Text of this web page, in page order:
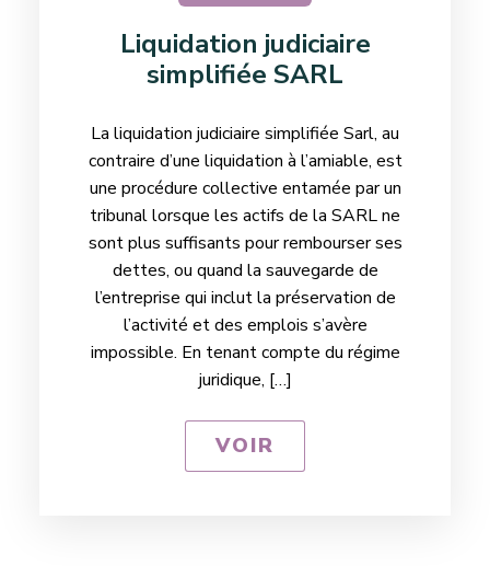
Liquidation judiciaire
simplifiée SARL
La liquidation judiciaire simplifiée Sarl, au
contraire d’une liquidation à l’amiable, est
une procédure collective entamée par un
tribunal lorsque les actifs de la SARL ne
sont plus suffisants pour rembourser ses
dettes, ou quand la sauvegarde de
l’entreprise qui inclut la préservation de
l’activité et des emplois s’avère
impossible. En tenant compte du régime
juridique, […]
VOIR